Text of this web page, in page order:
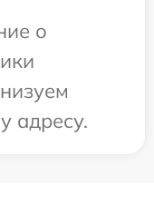
о
адресу.